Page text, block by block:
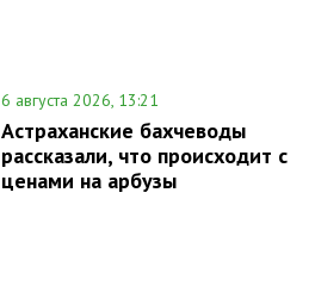
6 августа 2026, 13:21
Астраханские бахчеводы
рассказали, что происходит с
ценами на арбузы